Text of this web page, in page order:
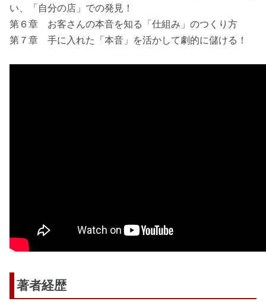
い、「自分の店」での発見！
第６章 お客さんの本音を知る「仕組み」のつくり方
第７章 手に入れた「本音」を活かして劇的に儲ける！
著者経歴